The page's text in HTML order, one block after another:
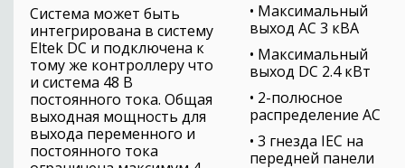
Система может быть
интегрирована в систему
Eltek DC и подключена к
тому же контроллеру что
и система 48 В
постоянного тока. Общая
выходная мощность для
выхода переменного и
постоянного тока
• Максимальный
выход AC 3 кВА
• Максимальный
выход DC 2.4 кВт
• 2-полюсное
распределение AC
• 3 гнезда IEC на
передней панели